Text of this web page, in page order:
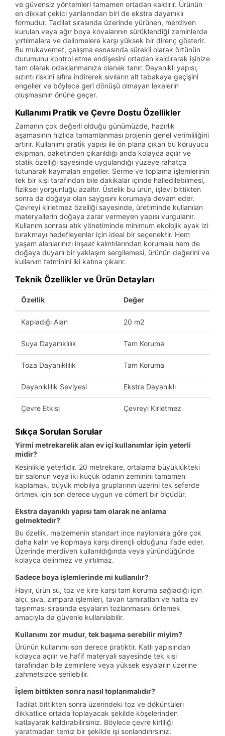
ve güvensiz yöntemleri tamamen ortadan kaldırır. Ürünün
en dikkat çekici yanlarından biri de ekstra dayanıklı
formudur. Tadilat sırasında üzerinde yürünen, merdiven
kurulan veya ağır boya kovalarının sürüklendiği zeminlerde
yırtılmalara ve delinmelere karşı yüksek bir direnç gösterir.
Bu mukavemet, çalışma esnasında sürekli olarak örtünün
durumunu kontrol etme endişesini ortadan kaldırarak işinize
tam olarak odaklanmanıza olanak tanır. Dayanıklı yapısı,
sızıntı riskini sıfıra indirerek sıvıların alt tabakaya geçişini
engeller ve böylece geri dönüşü olmayan lekelerin
oluşmasının önüne geçer.
Kullanımı Pratik ve Çevre Dostu Özellikler
Zamanın çok değerli olduğu günümüzde, hazırlık
aşamasının hızlıca tamamlanması projenin genel verimliliğini
artırır. Kullanımı pratik yapısı ile ön plana çıkan bu koruyucu
ekipman, paketinden çıkarıldığı anda kolayca açılır ve
statik özelliği sayesinde uygulandığı yüzeye rahatça
tutunarak kaymaları engeller. Serme ve toplama işlemlerinin
tek bir kişi tarafından bile dakikalar içinde halledilebilmesi,
fiziksel yorgunluğu azaltır. Üstelik bu ürün, işlevi bittikten
sonra da doğaya olan saygısını korumaya devam eder.
Çevreyi kirletmez özelliği sayesinde, üretiminde kullanılan
materyallerin doğaya zarar vermeyen yapısı vurgulanır.
Kullanım sonrası atık yönetiminde minimum ekolojik ayak izi
bırakmayı hedefleyenler için ideal bir seçenektir. Hem
yaşam alanlarınızı inşaat kalıntılarından koruması hem de
doğaya duyarlı bir yaklaşım sergilemesi, ürünün değerini ve
kullanım tatminini iki katına çıkarır.
Teknik Özellikler ve Ürün Detayları
Özellik Değer
Kapladığı Alan 20 m2
Suya Dayanıklılık Tam Koruma
Toza Dayanıklılık Tam Koruma
Dayanıklılık Seviyesi Ekstra Dayanıklı
Çevre Etkisi Çevreyi Kirletmez
Sıkça Sorulan Sorular
Yirmi metrekarelik alan ev içi kullanımlar için yeterli
midir?
Kesinlikle yeterlidir. 20 metrekare, ortalama büyüklükteki
bir salonun veya iki küçük odanın zeminini tamamen
kaplamak, büyük mobilya gruplarının üzerini tek seferde
örtmek için son derece uygun ve cömert bir ölçüdür.
Ekstra dayanıklı yapısı tam olarak ne anlama
gelmektedir?
Bu özellik, malzemenin standart ince naylonlara göre çok
daha kalın ve kopmaya karşı dirençli olduğunu ifade eder.
Üzerinde merdiven kullanıldığında veya yüründüğünde
kolayca delinmez ve yırtılmaz.
Sadece boya işlemlerinde mi kullanılır?
Hayır, ürün su, toz ve kire karşı tam koruma sağladığı için
alçı, sıva, zımpara işlemleri, tavan tamiratları ve hatta ev
taşınması sırasında eşyaların tozlanmasını önlemek
amacıyla da güvenle kullanılabilir.
Kullanımı zor mudur, tek başıma serebilir miyim?
Ürünün kullanımı son derece pratiktir. Katlı yapısından
kolayca açılır ve hafif materyali sayesinde tek kişi
tarafından bile zeminlere veya yüksek eşyaların üzerine
zahmetsizce serilebilir.
İşlem bittikten sonra nasıl toplanmalıdır?
Tadilat bittikten sonra üzerindeki toz ve döküntüleri
dikkatlice ortada toplayacak şekilde köşelerinden
katlayarak kaldırabilirsiniz. Böylece çevre kirliliği
yaratmadan temiz bir şekilde işi sonlandırırsınız.